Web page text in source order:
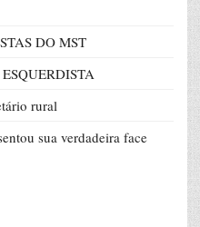
DO MST
rural
sua verdadeira face